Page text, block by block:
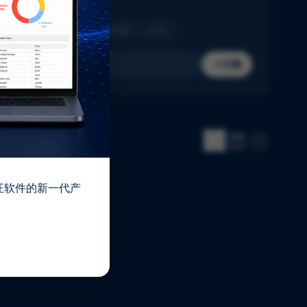
生物技术 医疗器械
订阅
件的新一代产